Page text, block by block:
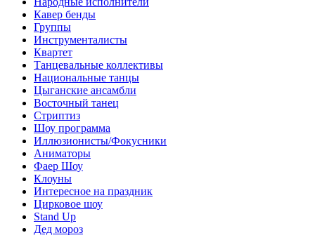
Кавер бенды
Группы
Инструменталисты
Квартет
Танцевальные коллективы
Национальные танцы
Цыганские ансамбли
Восточный танец
Стриптиз
Шоу программа
Иллюзионисты/Фокусники
Аниматоры
Фаер Шоу
Клоуны
Интересное на праздник
Цирковое шоу
Stand Up
Дед мороз